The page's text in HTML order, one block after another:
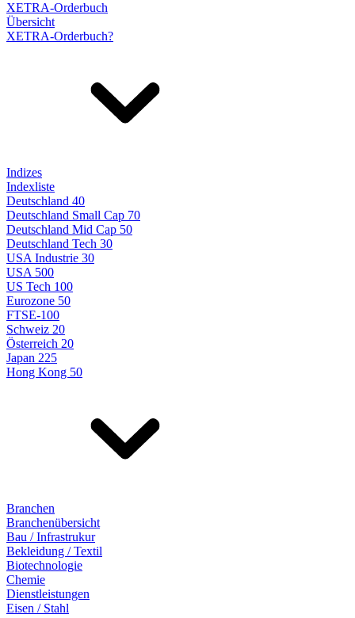
XETRA-Orderbuch
Übersicht
XETRA-Orderbuch?
Indizes
Indexliste
Deutschland 40
Deutschland Small Cap 70
Deutschland Mid Cap 50
Deutschland Tech 30
USA Industrie 30
USA 500
US Tech 100
Eurozone 50
FTSE-100
Schweiz 20
Österreich 20
Japan 225
Hong Kong 50
Branchen
Branchenübersicht
Bau / Infrastrukur
Bekleidung / Textil
Biotechnologie
Chemie
Dienstleistungen
Eisen / Stahl